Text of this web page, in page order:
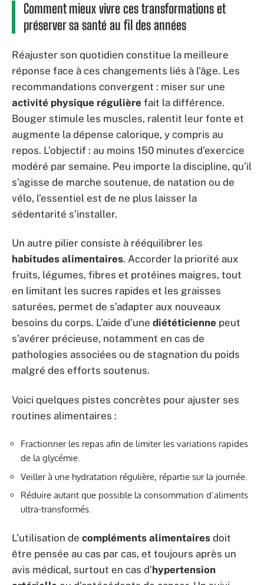
Comment mieux vivre ces transformations et
préserver sa santé au fil des années
Réajuster son quotidien constitue la meilleure
réponse face à ces changements liés à l’âge. Les
recommandations convergent : miser sur une
activité physique régulière fait la différence.
Bouger stimule les muscles, ralentit leur fonte et
augmente la dépense calorique, y compris au
repos. L’objectif : au moins 150 minutes d’exercice
modéré par semaine. Peu importe la discipline, qu’il
s’agisse de marche soutenue, de natation ou de
vélo, l’essentiel est de ne plus laisser la
sédentarité s’installer.
Un autre pilier consiste à rééquilibrer les
habitudes alimentaires. Accorder la priorité aux
fruits, légumes, fibres et protéines maigres, tout
en limitant les sucres rapides et les graisses
saturées, permet de s’adapter aux nouveaux
besoins du corps. L’aide d’une diététicienne peut
s’avérer précieuse, notamment en cas de
pathologies associées ou de stagnation du poids
malgré des efforts soutenus.
Voici quelques pistes concrètes pour ajuster ses
routines alimentaires :
Fractionner les repas afin de limiter les variations rapides
de la glycémie.
Veiller à une hydratation régulière, répartie sur la journée.
Réduire autant que possible la consommation d’aliments
ultra-transformés.
L’utilisation de compléments alimentaires doit
être pensée au cas par cas, et toujours après un
avis médical, surtout en cas d’hypertension